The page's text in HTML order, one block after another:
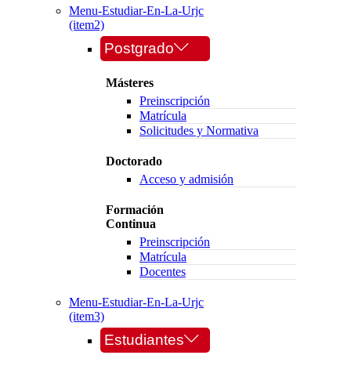
Menu-Estudiar-En-La-Urjc
(item2)
Postgrado
Másteres
Preinscripción
Matrícula
Solicitudes y Normativa
Doctorado
Acceso y admisión
Formación
Continua
Preinscripción
Matrícula
Docentes
Menu-Estudiar-En-La-Urjc
(item3)
Estudiantes